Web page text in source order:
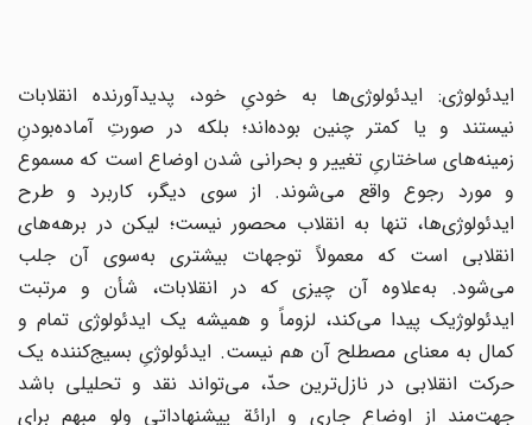
ایدئولوژی‌: ایدئولوژی‌ها به‌ خودیِ خود، پدیدآورنده انقلابات‌
نیستند و یا کمتر چنین‌ بوده‌اند؛ بلکه‌ در صورتِ آماده‌بودنِ
زمینه‌های‌ ساختاریِ تغییر و بحرانی‌ شدن‌ اوضاع‌ است‌ که‌ مسموع‌
و مورد رجوع‌ واقع‌ می‌شوند. از سوی‌ دیگر، کاربرد و طرح‌
ایدئولوژی‌ها، تنها به‌ انقلاب‌ محصور نیست‌؛ لیکن‌ در برهه‌های‌
انقلابی‌ است‌ که‌ معمولاً توجهات‌ بیشتری‌ به‌سوی‌ آن‌ جلب‌
می‌شود. به‌علاوه‌ آن‌ چیزی‌ که‌ در انقلابات‌، شأن‌ و مرتبت‌
ایدئولوژیک‌ پیدا می‌کند، لزوماً و همیشه‌ یک‌ ایدئولوژی‌ تمام ‌و
کمال‌ به‌ معنای‌ مصطلح‌ آن‌ هم‌ نیست‌. ایدئولوژیِ بسیج‌کننده یک‌
حرکت‌ انقلابی‌ در نازل‌ترین‌ حدّ، می‌تواند نقد و تحلیلی‌ باشد
جهت‌مند از اوضاع‌ جاری‌ و ارائة‌ پیشنهاداتی‌ ولو مبهم برای‌